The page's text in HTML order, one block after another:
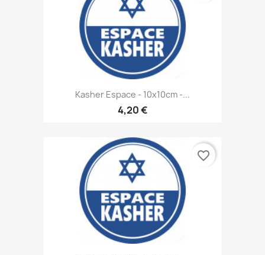
Kasher Espace - 10x10cm -...
4,20 €
favorite_border